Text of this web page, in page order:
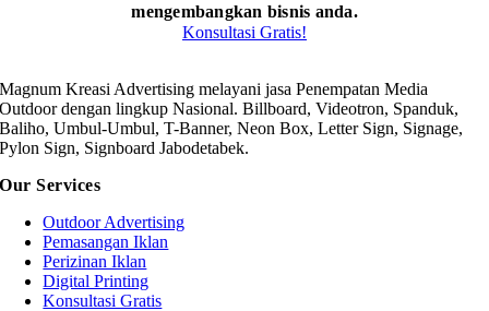
mengembangkan bisnis anda.
Konsultasi Gratis!
Magnum Kreasi Advertising melayani jasa Penempatan Media
Outdoor dengan lingkup Nasional. Billboard, Videotron, Spanduk,
Baliho, Umbul-Umbul, T-Banner, Neon Box, Letter Sign, Signage,
Pylon Sign, Signboard Jabodetabek.
Our Services
Outdoor Advertising
Pemasangan Iklan
Perizinan Iklan
Digital Printing
Konsultasi Gratis